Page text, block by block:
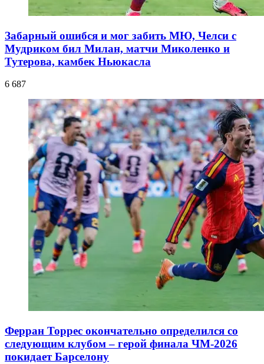
Забарный ошибся и мог забить МЮ, Челси с
Мудриком бил Милан, матчи Миколенко и
Тутерова, камбек Ньюкасла
6 687
Ферран Торрес окончательно определился со
следующим клубом – герой финала ЧМ-2026
покидает Барселону